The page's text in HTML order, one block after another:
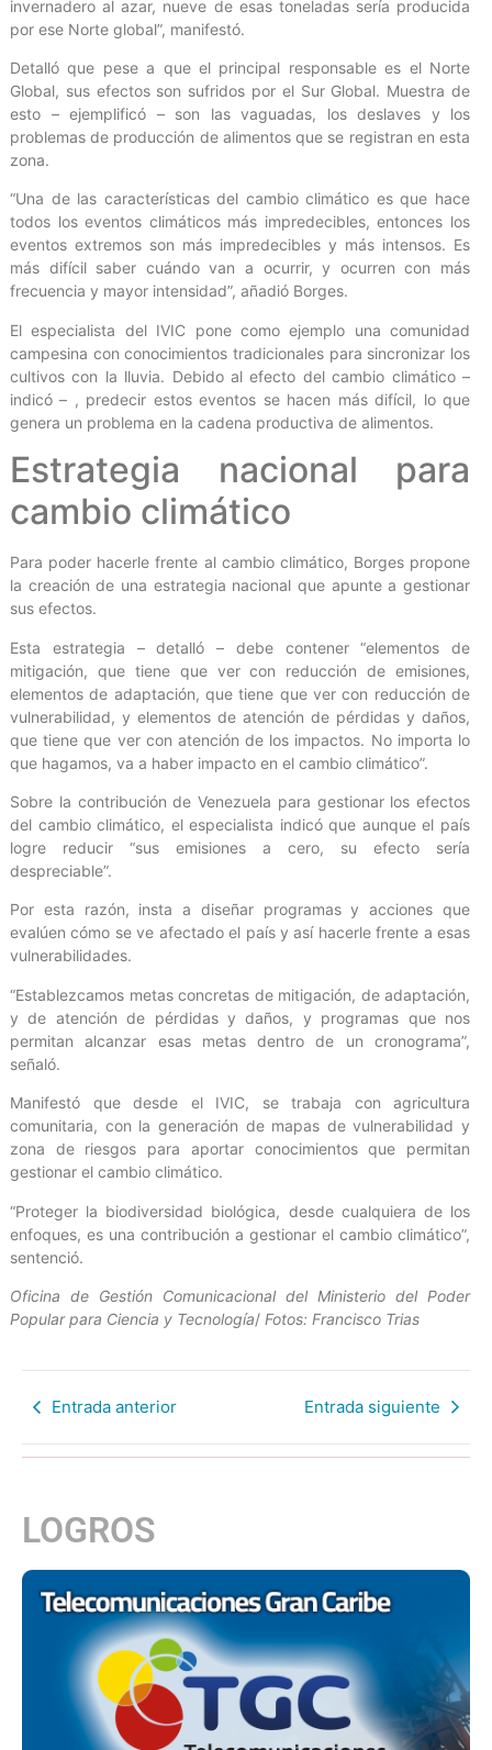
invernadero al azar, nueve de esas toneladas sería producida
por ese Norte global”, manifestó.
Detalló que pese a que el principal responsable es el Norte
Global, sus efectos son sufridos por el Sur Global. Muestra de
esto – ejemplificó – son las vaguadas, los deslaves y los
problemas de producción de alimentos que se registran en esta
zona.
“Una de las características del cambio climático es que hace
todos los eventos climáticos más impredecibles, entonces los
eventos extremos son más impredecibles y más intensos. Es
más difícil saber cuándo van a ocurrir, y ocurren con más
frecuencia y mayor intensidad”, añadió Borges.
El especialista del IVIC pone como ejemplo una comunidad
campesina con conocimientos tradicionales para sincronizar los
cultivos con la lluvia. Debido al efecto del cambio climático –
indicó – , predecir estos eventos se hacen más difícil, lo que
genera un problema en la cadena productiva de alimentos.
Estrategia nacional para
cambio climático
Para poder hacerle frente al cambio climático, Borges propone
la creación de una estrategia nacional que apunte a gestionar
sus efectos.
Esta estrategia – detalló – debe contener “elementos de
mitigación, que tiene que ver con reducción de emisiones,
elementos de adaptación, que tiene que ver con reducción de
vulnerabilidad, y elementos de atención de pérdidas y daños,
que tiene que ver con atención de los impactos. No importa lo
que hagamos, va a haber impacto en el cambio climático”.
Sobre la contribución de Venezuela para gestionar los efectos
del cambio climático, el especialista indicó que aunque el país
logre reducir “sus emisiones a cero, su efecto sería
despreciable”.
Por esta razón, insta a diseñar programas y acciones que
evalúen cómo se ve afectado el país y así hacerle frente a esas
vulnerabilidades.
“Establezcamos metas concretas de mitigación, de adaptación,
y de atención de pérdidas y daños, y programas que nos
permitan alcanzar esas metas dentro de un cronograma”,
señaló.
Manifestó que desde el IVIC, se trabaja con agricultura
comunitaria, con la generación de mapas de vulnerabilidad y
zona de riesgos para aportar conocimientos que permitan
gestionar el cambio climático.
“Proteger la biodiversidad biológica, desde cualquiera de los
enfoques, es una contribución a gestionar el cambio climático”,
sentenció.
Oficina de Gestión Comunicacional del Ministerio del Poder
Popular para Ciencia y Tecnología/ Fotos: Francisco Trias
Entrada anterior Entrada siguiente
LOGROS